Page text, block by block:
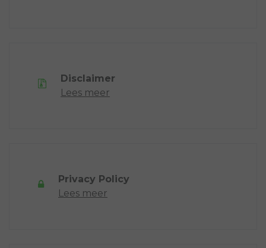
Disclaimer
Lees meer
Privacy Policy
Lees meer